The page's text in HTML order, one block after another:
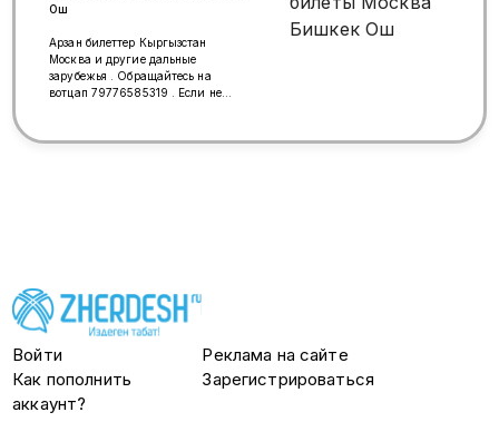
Ош
Арзан билеттер Кыргызстан
Москва и другие дальные
зарубежья . Обращайтесь на
вотцап 79776585319 . Если не
поймите)
Войти
Реклама на сайте
Как пополнить
аккаунт?
Зарегистрироваться